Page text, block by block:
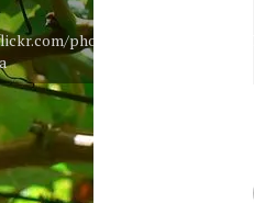
photos/chrisada/169009307/